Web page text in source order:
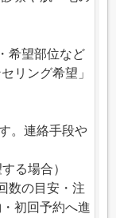
希望部位など
リング希望」
。連絡手段や
る場合）
数の目安・注
初回予約へ進